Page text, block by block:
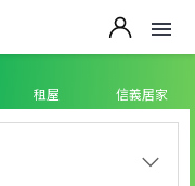
租屋 信義居家